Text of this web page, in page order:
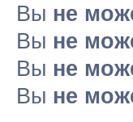
Вы не
Вы не
Вы не
Вы не